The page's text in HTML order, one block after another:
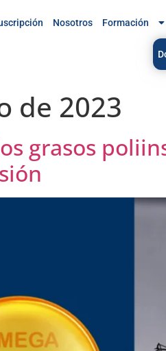
Nosotros Formación
de 2023
grasos